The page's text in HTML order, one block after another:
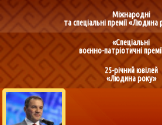
Міжнародні
та спеціальні премії «Людина
«Спеціальні
воєнно-патріотичні
25-річний ювілей
«Людина року»